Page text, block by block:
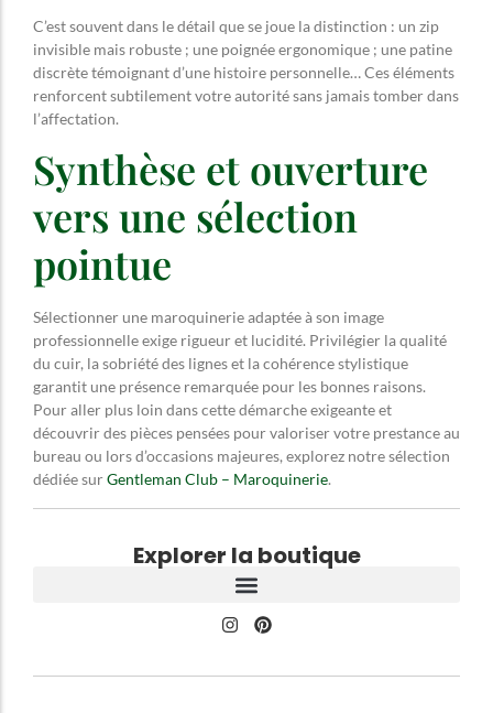
C’est souvent dans le détail que se joue la distinction : un zip
invisible mais robuste ; une poignée ergonomique ; une patine
discrète témoignant d’une histoire personnelle… Ces éléments
renforcent subtilement votre autorité sans jamais tomber dans
l’affectation.
Synthèse et ouverture
vers une sélection
pointue
Sélectionner une maroquinerie adaptée à son image
professionnelle exige rigueur et lucidité. Privilégier la qualité
du cuir, la sobriété des lignes et la cohérence stylistique
garantit une présence remarquée pour les bonnes raisons.
Pour aller plus loin dans cette démarche exigeante et
découvrir des pièces pensées pour valoriser votre prestance au
bureau ou lors d’occasions majeures, explorez notre sélection
dédiée surGentleman Club – Maroquinerie.
Explorer la boutique